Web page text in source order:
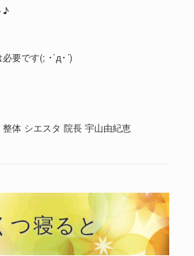
♪
要です(; ･`д･´)
体 シエスタ 院長 宇山由紀恵
つ寝ると